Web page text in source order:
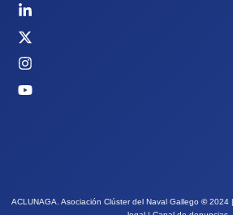
ACLUNAGA. Asociación Clúster del Naval Gallego ©2024 |